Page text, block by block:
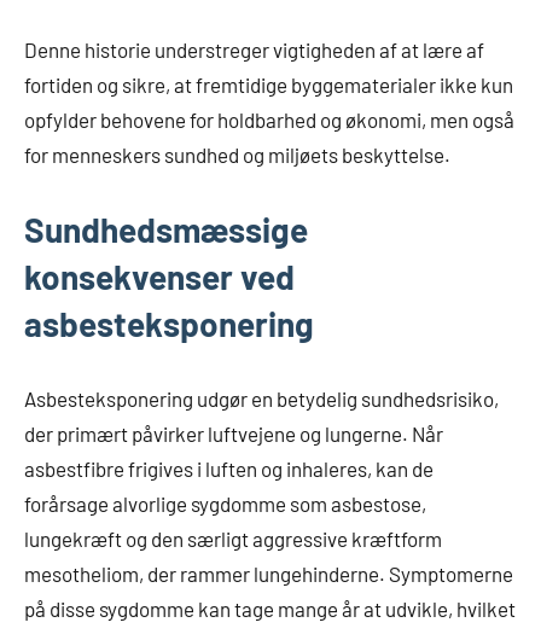
Denne historie understreger vigtigheden af at lære af
fortiden og sikre, at fremtidige byggematerialer ikke kun
opfylder behovene for holdbarhed og økonomi, men også
for menneskers sundhed og miljøets beskyttelse.
Sundhedsmæssige
konsekvenser ved
asbesteksponering
Asbesteksponering udgør en betydelig sundhedsrisiko,
der primært påvirker luftvejene og lungerne. Når
asbestfibre frigives i luften og inhaleres, kan de
forårsage alvorlige sygdomme som asbestose,
lungekræft og den særligt aggressive kræftform
mesotheliom, der rammer lungehinderne. Symptomerne
på disse sygdomme kan tage mange år at udvikle, hvilket